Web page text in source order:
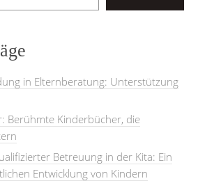
in Elternberatung: Unterstützung
Berühmte Kinderbücher, die
Betreuung in der Kita: Ein
Entwicklung von Kindern